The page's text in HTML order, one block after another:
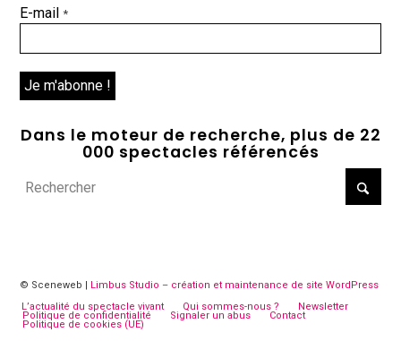
E-mail*
Dans le moteur de recherche, plus de 22
000 spectacles référencés
© Sceneweb |
Limbus Studio – création et maintenance de site WordPress
L’actualité du spectacle vivant
Qui sommes-nous ? Newsletter
Politique de confidentialité Signaler un abus Contact
Politique de cookies (UE)